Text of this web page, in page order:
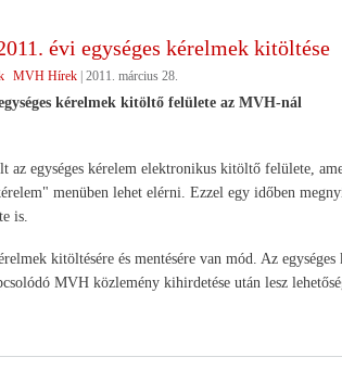
évi egységes kérelmek kitöltése
MVH Hírek 2011. március 28.
kérelmek kitöltő felülete az MVH-nál
az egységes kérelem elektronikus kitöltő felülete,
menüben lehet elérni. Ezzel egy időben
is.
kitöltésére és mentésére van mód. Az
MVH közlemény kihirdetése után lesz